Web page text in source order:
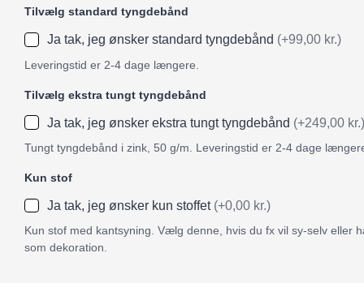
Tilvælg standard tyngdebånd
Ja tak, jeg ønsker standard tyngdebånd (+99,00 kr.)
Leveringstid er 2-4 dage længere.
Tilvælg ekstra tungt tyngdebånd
Ja tak, jeg ønsker ekstra tungt tyngdebånd (+249,00 kr.)
Tungt tyngdebånd i zink, 50 g/m. Leveringstid er 2-4 dage
Kun stof
Ja tak, jeg ønsker kun stoffet (+0,00 kr.)
Kun stof med kantsyning. Vælg denne, hvis du fx vil sy-selv eller
som dekoration.